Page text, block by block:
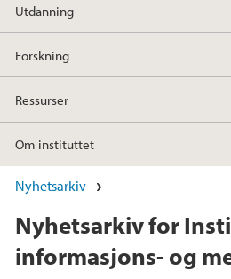
Utdanning
Forskning
Ressurser
Om instituttet
Nyhetsarkiv
Nyhetsarkiv for
informasjons- og